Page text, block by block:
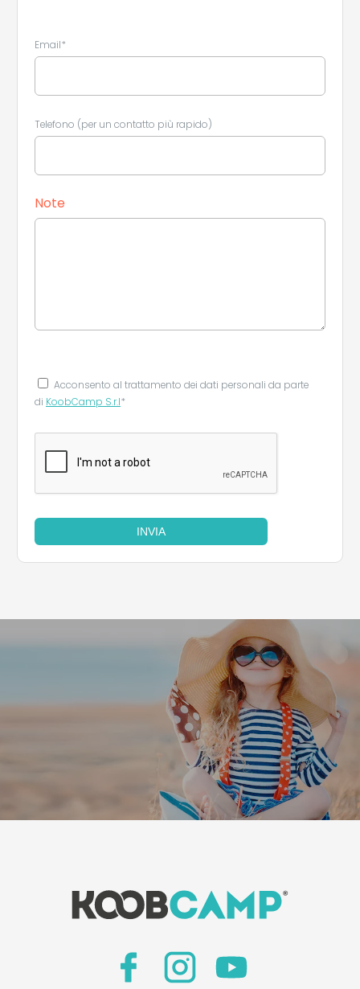
Email*
Telefono (per un contatto più rapido)
Note
Acconsento al trattamento dei dati personali da parte
di KoobCamp S.r.l*
INVIA